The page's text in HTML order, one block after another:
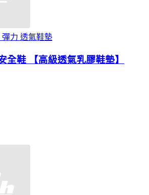
彈力 透氣鞋墊
全鞋 【高級透氣乳膠鞋墊】